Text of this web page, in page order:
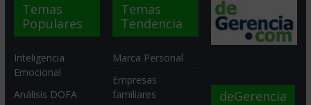
Temas
Populares
Inteligencia
Emocional
Análisis DOFA
Temas
Tendencia
Marca Personal
Empresas
familiares
deGerencia